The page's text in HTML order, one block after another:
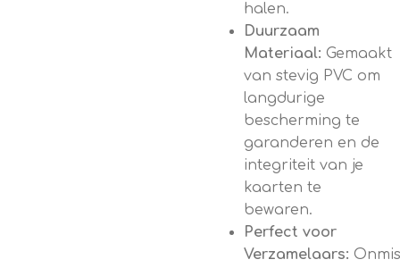
halen.
Duurzaam
Materiaal: Gemaakt
van stevig PVC om
langdurige
bescherming te
garanderen en de
integriteit van je
kaarten te
bewaren.
Perfect voor
Verzamelaars: